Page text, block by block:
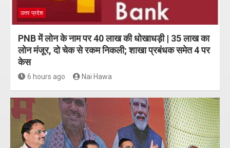
उत्तर प्रदेश
PNB में लोन के नाम पर 40 लाख की धोखाधड़ी | 35 लाख का
लोन मंजूर, दो चेक से रकम निकली; शाखा प्रबंधक समेत 4 पर
केस
6 hours ago Nai Hawa